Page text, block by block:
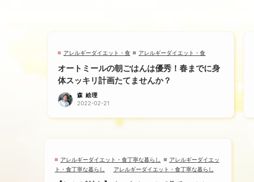
アレルギーダイエット・食 アレルギーダイエット・食
オートミールの朝ごはんは優秀！春までに身
体スッキリ計画たてませんか？
森 絵理
2022-02-21
アレルギーダイエット・食丁寧な暮らし アレルギーダイエッ
ト・食丁寧な暮らし アレルギーダイエット・食丁寧な暮らし